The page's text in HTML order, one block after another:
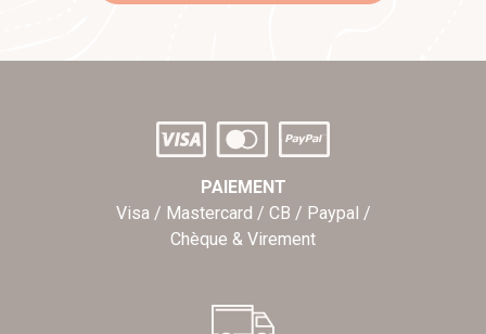
PAIEMENT
Visa / Mastercard / CB / Paypal /
Chèque & Virement